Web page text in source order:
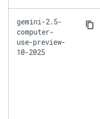
gemini-2.5-
computer-
use-preview-
10-2025